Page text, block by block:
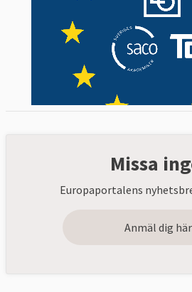
Missa
Europaportalens
Anmäl dig